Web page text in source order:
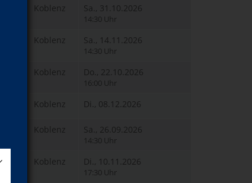
Koblenz Sa., 31.10.2026
14:30 Uhr
Koblenz Sa., 14.11.2026
14:30 Uhr
Koblenz Do., 22.10.2026
16:00 Uhr
Koblenz Di., 08.12.2026
Koblenz Sa., 26.09.2026
14:30 Uhr
Koblenz Di., 10.11.2026
17:30 Uhr